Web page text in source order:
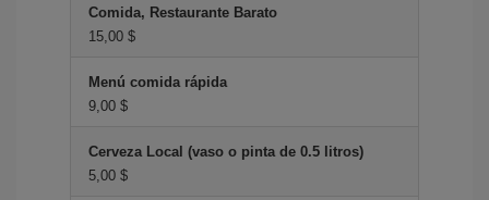
Comida, Restaurante Barato
15,00 $
Menú comida rápida
9,00 $
Cerveza Local (vaso o pinta de 0.5 litros)
5,00 $